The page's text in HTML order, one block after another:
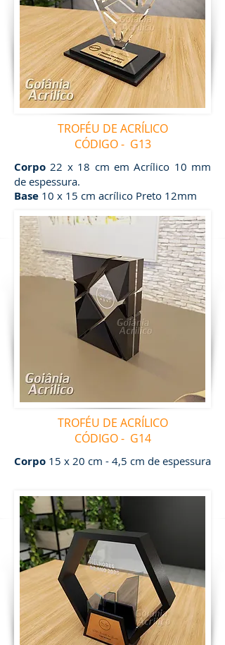
TROFÉU DE ACRÍLICO
CÓDIGO - G13
Corpo 22 x 18 cm em Acrílico 10 mm
de espessura.
Base 10 x 15 cm acrílico Preto 12mm
TROFÉU DE ACRÍLICO
CÓDIGO - G14
Corpo 15 x 20 cm - 4,5 cm de espessura